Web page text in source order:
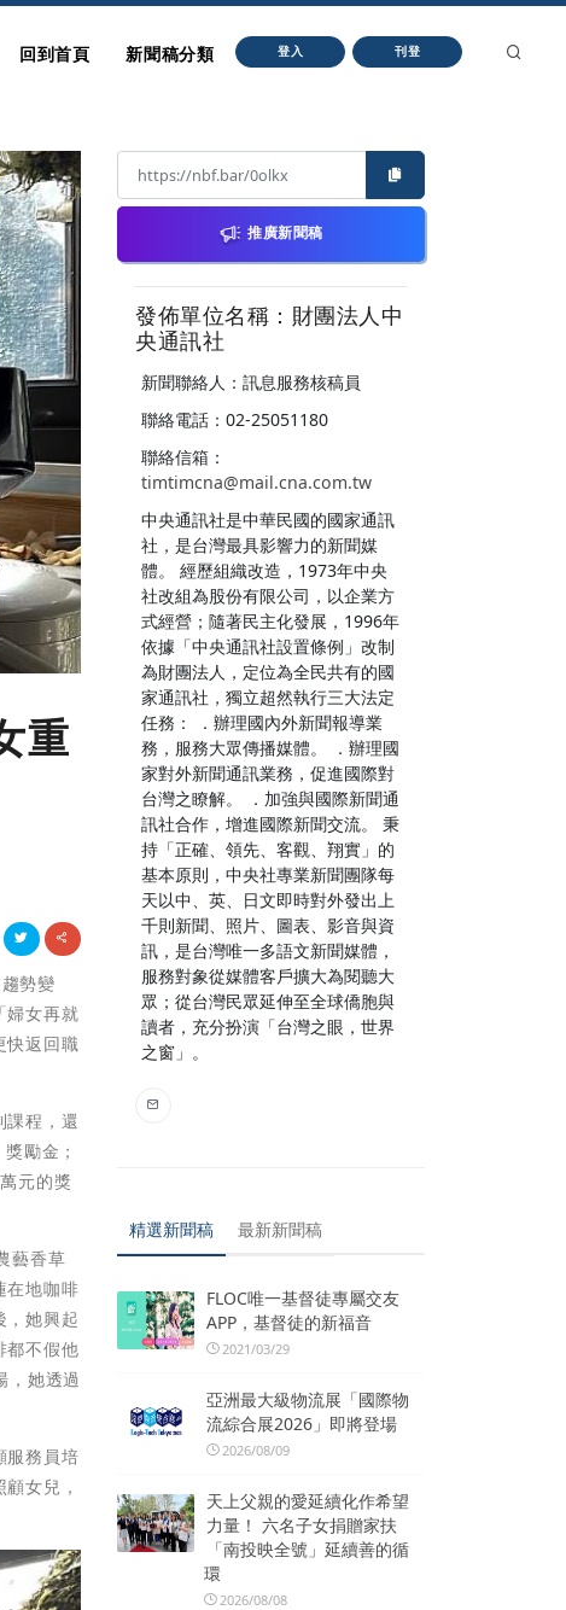
回到首頁 新聞稿分類 登入 刊登
重
勢變
婦女再就
快返回職
課程，還
勵金；
元的獎
藝香草
在地咖啡
，她興起
都不假他
，她透過
服務員培
女兒，
推廣新聞稿
發佈單位名稱：財團法人中
央通訊社
新聞聯絡人：訊息服務核稿員
聯絡電話：02-25051180
聯絡信箱：
timtimcna@mail.cna.com.tw
中央通訊社是中華民國的國家通訊
社，是台灣最具影響力的新聞媒
體。 經歷組織改造，1973年中央
社改組為股份有限公司，以企業方
式經營；隨著民主化發展，1996年
依據「中央通訊社設置條例」改制
為財團法人，定位為全民共有的國
家通訊社，獨立超然執行三大法定
任務： ．辦理國內外新聞報導業
務，服務大眾傳播媒體。 ．辦理國
家對外新聞通訊業務，促進國際對
台灣之瞭解。 ．加強與國際新聞通
訊社合作，增進國際新聞交流。 秉
持「正確、領先、客觀、翔實」的
基本原則，中央社專業新聞團隊每
天以中、英、日文即時對外發出上
千則新聞、照片、圖表、影音與資
訊，是台灣唯一多語文新聞媒體，
服務對象從媒體客戶擴大為閱聽大
眾；從台灣民眾延伸至全球僑胞與
讀者，充分扮演「台灣之眼，世界
之窗」。
精選新聞稿 最新新聞稿
FLOC唯一基督徒專屬交友
APP，基督徒的新福音
2021/03/29
亞洲最大級物流展「國際物
流綜合展2026」即將登場
2026/08/09
天上父親的愛延續化作希望
力量！ 六名子女捐贈家扶
「南投映全號」延續善的循
環
2026/08/08